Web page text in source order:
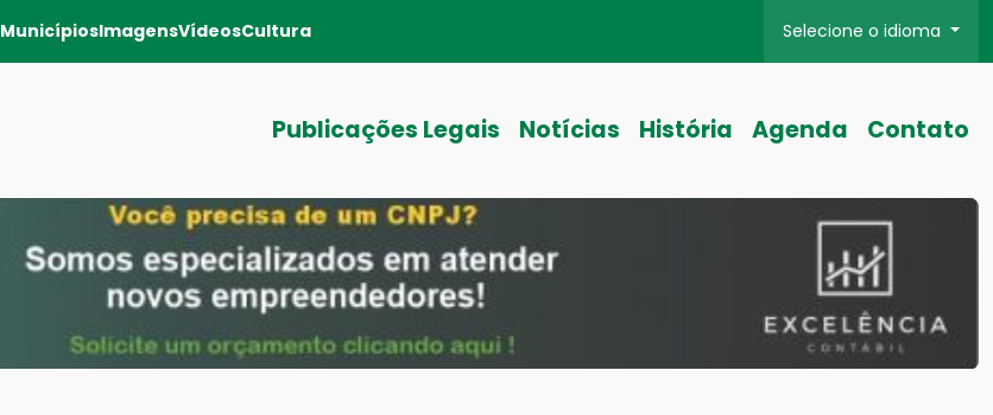
MunicípiosImagensVídeosCultura Selecione o idioma
Publicações Legais Notícias História Agenda Contato